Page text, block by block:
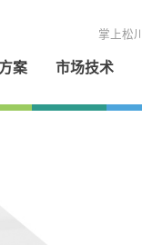
掌上松川
案 市场技术